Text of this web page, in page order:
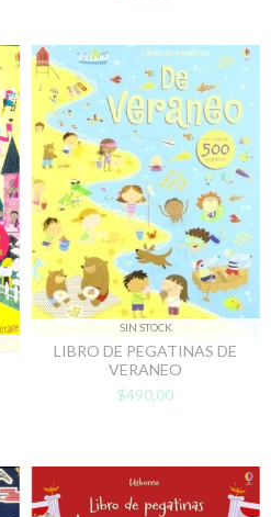
SIN STOCK
LIBRO DE PEGATINAS DE
VERANEO
$490,00